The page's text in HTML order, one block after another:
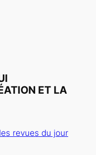
ET LA
revues du jour